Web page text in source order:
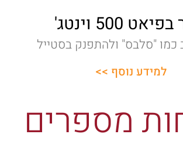
500 וינטג'
כמו "סלבס" ולהתפנק בסטייל
למידע נוסף >>
מספרים